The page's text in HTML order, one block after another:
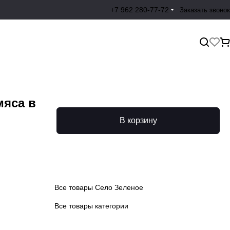
+7 962 280-77-72 Заказать звонок
в
В корзину
Все товары Село Зеленое
Все товары категории